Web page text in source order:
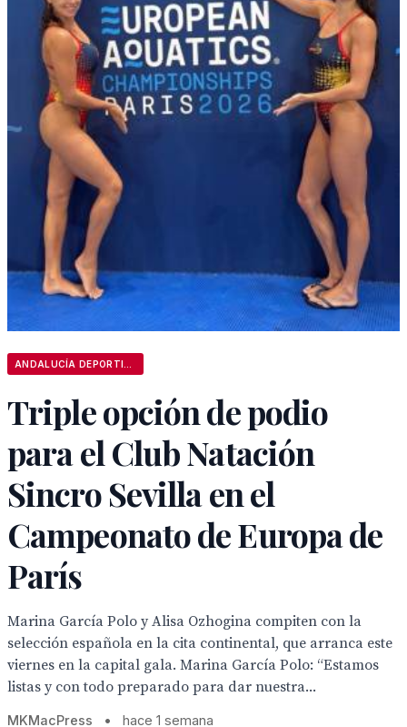
Triple opción de podio
para el Club Natación
Sincro Sevilla en el
Campeonato de Europa de
París
Marina García Polo y Alisa Ozhogina compiten con la
selección española en la cita continental, que arranca este
viernes en la capital gala. Marina García Polo: “Estamos
listas y con todo preparado para dar nuestra...
MKMacPress • hace 1 semana